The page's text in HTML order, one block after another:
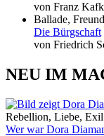
von Franz
Ballade,
Die Bürgschaft
von Friedrich
NEU IM
Rebellion, Liebe, Exil
Wer war Dora